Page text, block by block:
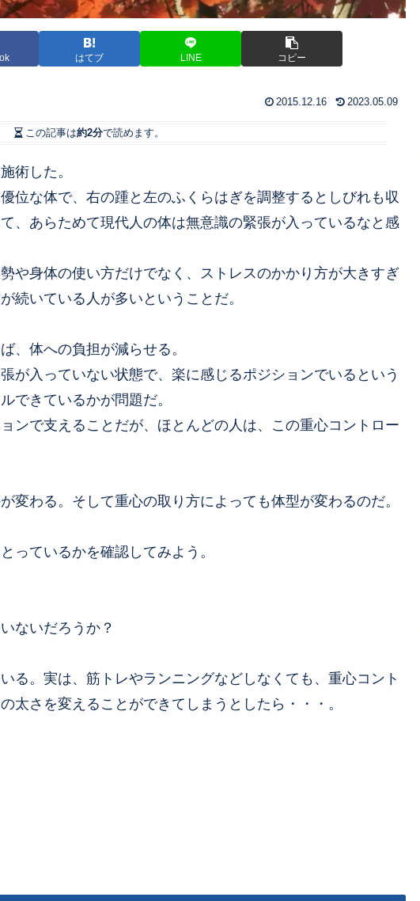
はてブ LINE コピー
2015.12.16 2023.05.09
この記事は約2分で読めます。
術した。
位な体で、右の踵と左のふくらはぎを調整するとしびれも収
、あらためて現代人の体は無意識の緊張が入っているなと感
や身体の使い方だけでなく、ストレスのかかり方が大きすぎ
続いている人が多いということだ。
、体への負担が減らせる。
が入っていない状態で、楽に感じるポジションでいるという
できているかが問題だ。
ンで支えることだが、ほとんどの人は、この重心コントロー
変わる。そして重心の取り方によっても体型が変わるのだ。
っているかを確認してみよう。
ないだろうか？
る。実は、筋トレやランニングなどしなくても、重心コント
太さを変えることができてしまうとしたら・・・。